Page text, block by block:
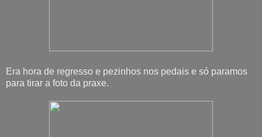
Era hora de regresso e pezinhos nos pedais e só paramos
para tirar a foto da praxe.